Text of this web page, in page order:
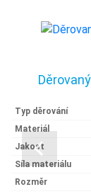
Typ děrování
Materiál
Jakost
Síla materiálu
Rozměr